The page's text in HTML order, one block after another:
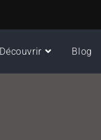
Découvrir Blog